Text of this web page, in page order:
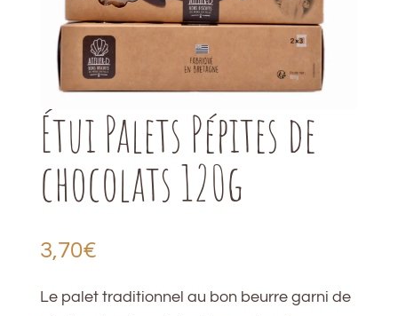
Étui Palets Pépites de
chocolats 120g
3,70€
Le palet traditionnel au bon beurre garni de